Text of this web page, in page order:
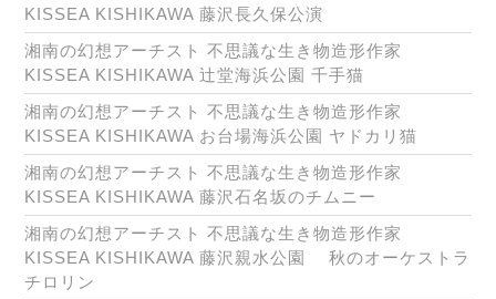
KISSEA KISHIKAWA 藤沢長久保公演
湘南の幻想アーチスト 不思議な生き物造形作家
KISSEA KISHIKAWA 辻堂海浜公園 千手猫
湘南の幻想アーチスト 不思議な生き物造形作家
KISSEA KISHIKAWA お台場海浜公園 ヤドカリ猫
湘南の幻想アーチスト 不思議な生き物造形作家
KISSEA KISHIKAWA 藤沢石名坂のチムニー
湘南の幻想アーチスト 不思議な生き物造形作家
KISSEA KISHIKAWA 藤沢親水公園 秋のオーケストラ
チロリン